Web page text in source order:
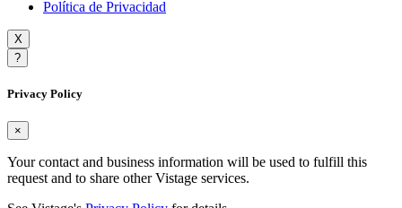
Política de Privacidad
X
?
Privacy Policy
×
Your contact and business information will be used to fulfill this
request and to share other Vistage services.